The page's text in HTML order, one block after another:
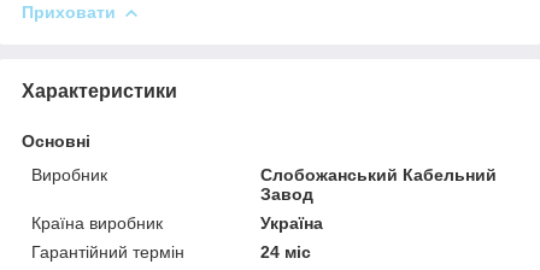
Приховати
Характеристики
Основні
Виробник
Слобожанський Кабельний
Завод
Країна виробник
Україна
Гарантійний термін
24 міс